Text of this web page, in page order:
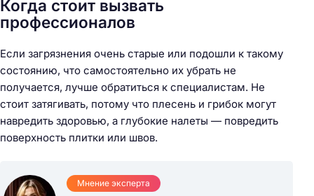
Когда стоит вызвать
профессионалов
Если загрязнения очень старые или подошли к такому
состоянию, что самостоятельно их убрать не
получается, лучше обратиться к специалистам. Не
стоит затягивать, потому что плесень и грибок могут
навредить здоровью, а глубокие налеты — повредить
поверхность плитки или швов.
Мнение эксперта
Н
а
й
т
и
: